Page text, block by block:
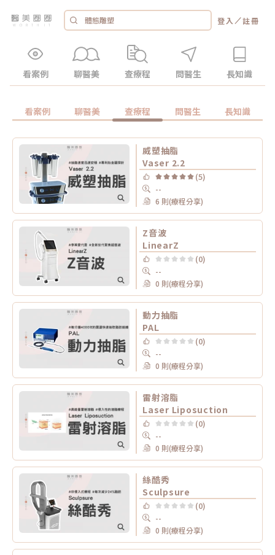
登入 ／註冊
看案例 聊醫美 查療程 問醫生 長知識
看案例 聊醫美 查療程 問醫生 長知識
威塑抽脂
Vaser 2.2
(5)
--
6 則(療程分享)
Z音波
LinearZ
(0)
--
0 則(療程分享)
動力抽脂
PAL
(0)
--
0 則(療程分享)
雷射溶脂
Laser Liposuction
(0)
--
0 則(療程分享)
絲酷秀
Sculpsure
(0)
--
0 則(療程分享)